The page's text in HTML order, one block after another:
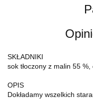
SKŁADNIKI
sok tłoczony z malin 55 %,
OPIS
Dokładamy wszelkich